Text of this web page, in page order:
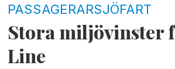
PASSAGERARSJÖFART
Stora miljövinster
Line